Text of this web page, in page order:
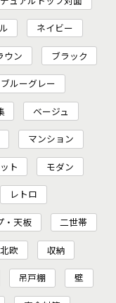
ネイビー
ウン ブラック
ブルーグレー
ベージュ
マンション
ト モダン
レトロ
・天板 二世帯
北欧 収納
吊戸棚 壁